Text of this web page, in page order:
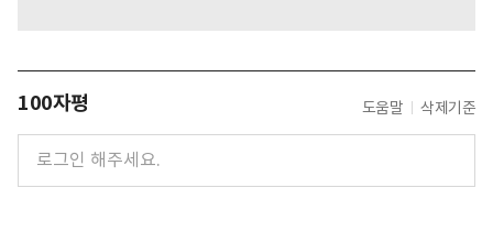
100자평 도움말 삭제기준